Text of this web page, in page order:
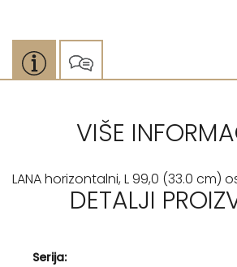
VIŠE
LANA horizontalni, L 99,0 (33.0 cm)
DETALJI
Serija: